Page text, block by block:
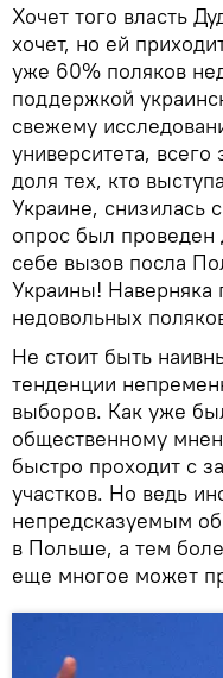
Хочет того власть
хочет, но ей
уже 60% поляков
поддержкой
свежему
университета,
доля тех, кто
Украине, снизилась
опрос был проведен
себе вызов посла
Украины! Наверняка
недовольных
Не стоит быть
тенденции
выборов. Как уже
общественному
быстро проходит с
участков. Но ведь
непредсказуемым
в Польше, а тем
еще многое может